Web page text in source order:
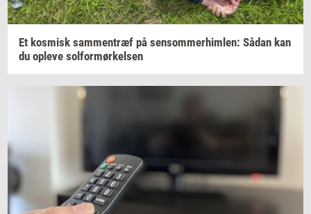
Et kos­misk sam­men­træf på sen­som­mer­him­len: Sådan kan
du op­le­ve sol­for­mør­kel­sen